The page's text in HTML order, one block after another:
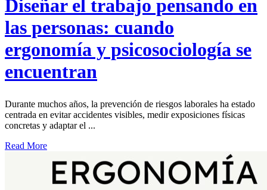
Diseñar el trabajo pensando en
las personas: cuando
ergonomía y psicosociología se
encuentran
Durante muchos años, la prevención de riesgos laborales ha estado
centrada en evitar accidentes visibles, medir exposiciones físicas
concretas y adaptar el ...
Read More